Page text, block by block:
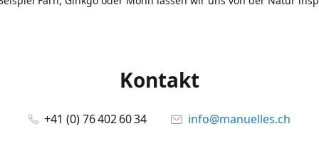
Kontakt
+41 (0) 76 402 60 34 info@manuelles.ch